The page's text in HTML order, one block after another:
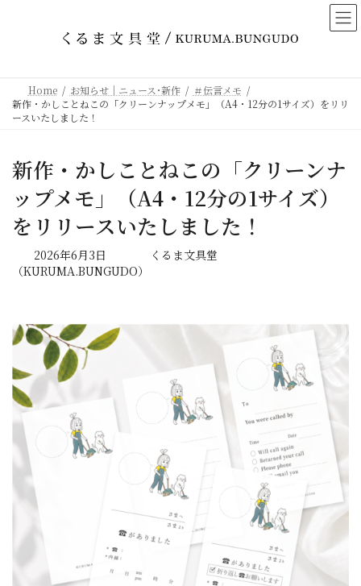
Home お知らせ｜ニュース･新作
＃伝言メモ
新作・かしことねこの「クリーンナップメモ」（A4・12分の1サイズ）をリリ
ースいたしました！
新作・かしことねこの「クリーンナ
ップメモ」（A4・12分の1サイズ）
をリリースいたしました！
2026年6月3日
終
くるま文具堂
（KURUMA.BUNGUDO）